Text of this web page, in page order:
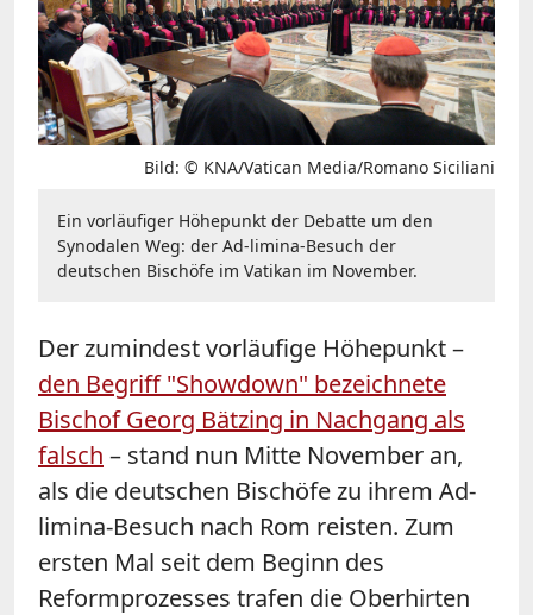
Bild: © KNA/Vatican Media/Romano Siciliani
Ein vorläufiger Höhepunkt der Debatte um den
Synodalen Weg: der Ad-limina-Besuch der
deutschen Bischöfe im Vatikan im November.
Der zumindest vorläufige Höhepunkt –
den Begriff "Showdown" bezeichnete
Bischof Georg Bätzing in Nachgang als
falsch – stand nun Mitte November an,
als die deutschen Bischöfe zu ihrem Ad-
limina-Besuch nach Rom reisten. Zum
ersten Mal seit dem Beginn des
Reformprozesses trafen die Oberhirten